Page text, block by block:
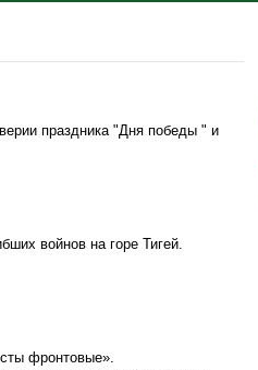
праздника "Дня победы " и
войнов на горе Тигей.
фронтовые».